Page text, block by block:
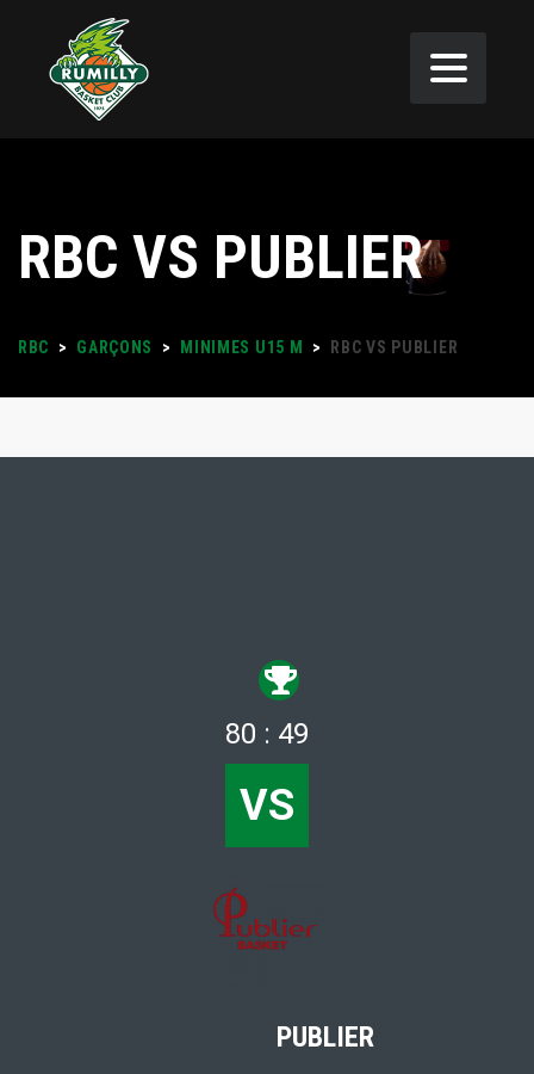
RBC VS PUBLIER
RBC > GARÇONS > MINIMES U15 M > RBC VS PUBLIER
80 : 49
VS
PUBLIER